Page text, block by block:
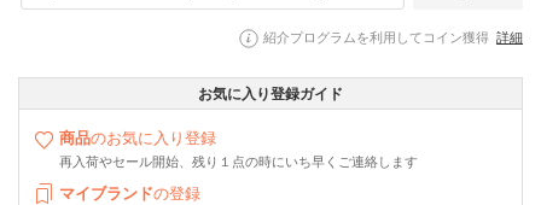
紹介プログラムを利用してコイン獲得 詳細
お気に入り登録ガイド
商品のお気に入り登録
再入荷やセール開始、残り１点の時にいち早くご連絡します
マイブランドの登録